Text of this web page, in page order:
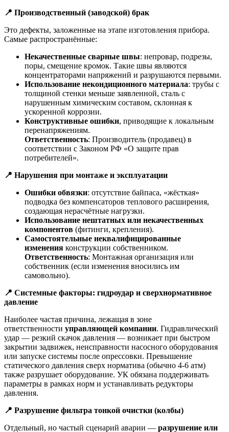
📍 Производственный (заводской) брак
Это дефекты, заложенные на этапе изготовления прибора.
Самые распространённые:
Некачественные сварные швы: непровар, подрезы,
поры, смещение кромок. Такие швы являются
концентраторами напряжений и разрушаются первыми.
Использование некондиционного материала: трубы с
толщиной стенки меньше заявленной, сталь с
нарушенным химическим составом, склонная к
ускоренной коррозии.
Конструктивные ошибки, приводящие к локальным
перенапряжениям.
Ответственность: Производитель (продавец) в
соответствии с Законом РФ «О защите прав
потребителей».
📍 Нарушения при монтаже и эксплуатации
Ошибки обвязки: отсутствие байпаса, «жёсткая»
подводка без компенсаторов теплового расширения,
создающая нерасчётные нагрузки.
Использование нештатных или некачественных
компонентов (фитинги, крепления).
Самостоятельные неквалифицированные
изменения конструкции собственником.
Ответственность: Монтажная организация или
собственник (если изменения вносились им
самовольно).
📍 Системные факторы: гидроудар и сверхнормативное
давление
Наиболее частая причина, лежащая в зоне
ответственности управляющей компании. Гидравлический
удар — резкий скачок давления — возникает при быстром
закрытии задвижек, неисправности насосного оборудования
или запуске системы после опрессовки. Превышение
статического давления сверх норматива (обычно 4-6 атм)
также разрушает оборудование. УК обязана поддерживать
параметры в рамках норм и устанавливать редукторы
давления.
📍 Разрушение фильтра тонкой очистки (колбы)
Отдельный, но частый сценарий аварии — разрушение или